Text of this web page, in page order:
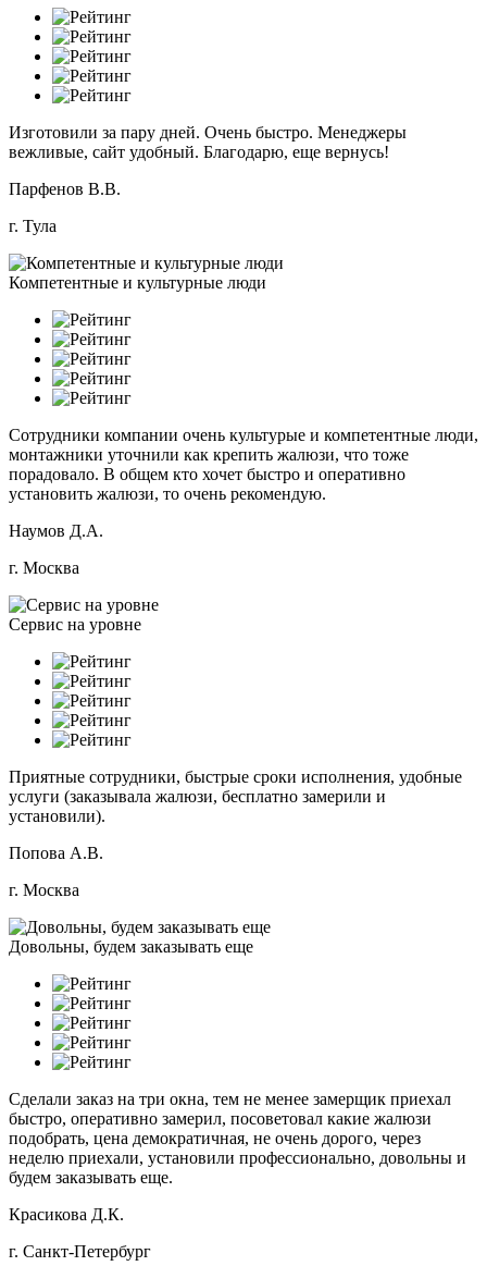
Изготовили за пару дней. Очень быстро. Менеджеры
вежливые, сайт удобный. Благодарю, еще вернусь!
Парфенов В.В.
г. Тула
Компетентные и культурные люди
Сотрудники компании очень культурые и компетентные люди,
монтажники уточнили как крепить жалюзи, что тоже
порадовало. В общем кто хочет быстро и оперативно
установить жалюзи, то очень рекомендую.
Наумов Д.А.
г. Москва
Сервис на уровне
Приятные сотрудники, быстрые сроки исполнения, удобные
услуги (заказывала жалюзи, бесплатно замерили и
установили).
Попова А.В.
г. Москва
Довольны, будем заказывать еще
Сделали заказ на три окна, тем не менее замерщик приехал
быстро, оперативно замерил, посоветовал какие жалюзи
подобрать, цена демократичная, не очень дорого, через
неделю приехали, установили профессионально, довольны и
будем заказывать еще.
Красикова Д.К.
г. Санкт-Петербург